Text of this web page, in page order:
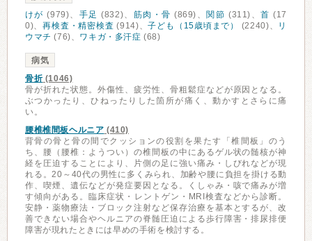
けが (979)、 手足 (832)、 筋肉・骨 (869)、 関節 (311)、首 (17
0)、再検査・精密検査 (914)、子ども（15歳頃まで） (2240)、
リ
ウマチ (76)、 ワキガ・多汗症 (68)
病気
骨折(1046)
骨が折れた状態。外傷性、疲労性、骨粗鬆症などが原因となる。
ぶつかったり、ひねったりした箇所が痛く、動かすとさらに痛
い。
腰椎椎間板ヘルニア (410)
背骨の骨と骨の間でクッションの役割を果たす「椎間板」のう
ち、腰（腰椎：ようつい）の椎間板の中にあるゲル状の髄核が神
経を圧迫することにより、片側の足に強い痛み・しびれなどが現
れる。20～40代の男性に多くみられ、加齢や腰に負担を掛ける動
作、喫煙、遺伝などが発症要因となる。くしゃみ・咳で痛みが増
す傾向がある。臨床症状・レントゲン・MRI検査などから診断。
安静・薬物療法・ブロック注射など保存治療を基本とするが、改
善できない場合やヘルニアの脊髄圧迫による歩行障害・排尿排便
障害が現れたときには早めの手術を検討する。